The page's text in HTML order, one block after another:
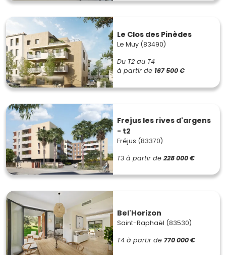
Le Clos des Pinèdes
Le Muy (83490)
Du T2 au T4
à partir de 167 500 €
Frejus les rives d'argens
- t2
Fréjus (83370)
T3 à partir de 228 000 €
Bel'Horizon
Saint-Raphaël (83530)
T4 à partir de 770 000 €